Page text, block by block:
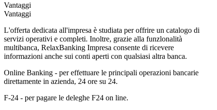
Vantaggi
Vantaggi
L'offerta dedicata all'impresa è studiata per offrire un catalogo di
servizi operativi e completi. Inoltre, grazie alla funzlonalità
multibanca, RelaxBanking Impresa consente di ricevere
informazioni anche sui conti aperti con qualsiasi altra banca.
Online Banking - per effettuare le principali operazioni bancarie
direttamente in azienda, 24 ore su 24.
F-24 - per pagare le deleghe F24 on line.